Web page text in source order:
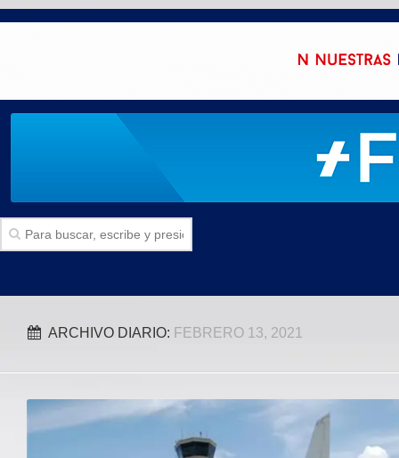
SECCIONES
Politica
Local
Deportes
ARCHIVO DIARIO: FEBRERO 13, 2021